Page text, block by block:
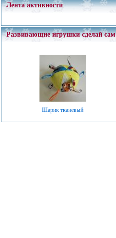
Лента активности
Развивающие игрушки сделай сам
Шарик тканевый